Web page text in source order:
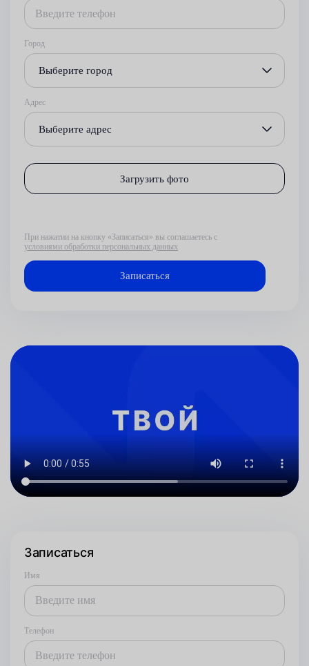
Город
Выберите город
Адрес
Выберите адрес
Загрузить фото
При нажатии на кнопку «Записаться» вы соглашаетесь с
условиями обработки персональных данных
Записаться
Имя
Телефон